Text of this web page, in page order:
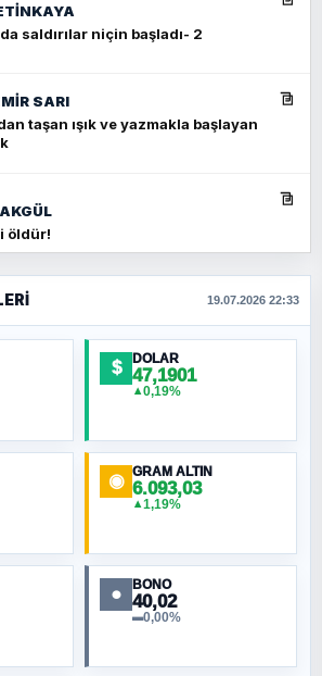
saldırılar niçin başladı- 2
SARI
taşan ışık ve yazmakla başlayan
öldür!
BÜYÜKKALKAN
NATO Toplantısı mı, Yeni
Haritasının Provası mı?
ÖZKAN
BÖLÜK
19.07.2026 22:33
$ DOLAR
47,1901
▲0,19%
◉ GRAM ALTIN
6.093,03
▲1,19%
● BONO
40,02
▬0,00%